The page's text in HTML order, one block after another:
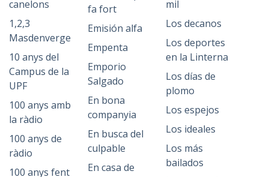
canelons
1,2,3
Masdenverge
10 anys del
Campus de la
UPF
100 anys amb
la ràdio
100 anys de
ràdio
100 anys fent
fa fort
Emisión alfa
Empenta
Emporio
Salgado
En bona
companyia
En busca del
culpable
En casa de
mil
Los decanos
Los deportes
en la Linterna
Los días de
plomo
Los espejos
Los ideales
Los más
bailados